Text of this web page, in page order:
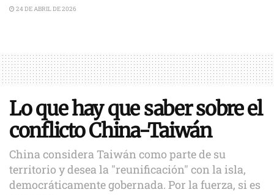
24 DE ABRIL DE 2026
Lo que hay que saber sobre el
conflicto China-Taiwán
China considera Taiwán como parte de su
territorio y desea la "reunificación" con la isla,
democráticamente gobernada. Por la fuerza, si es